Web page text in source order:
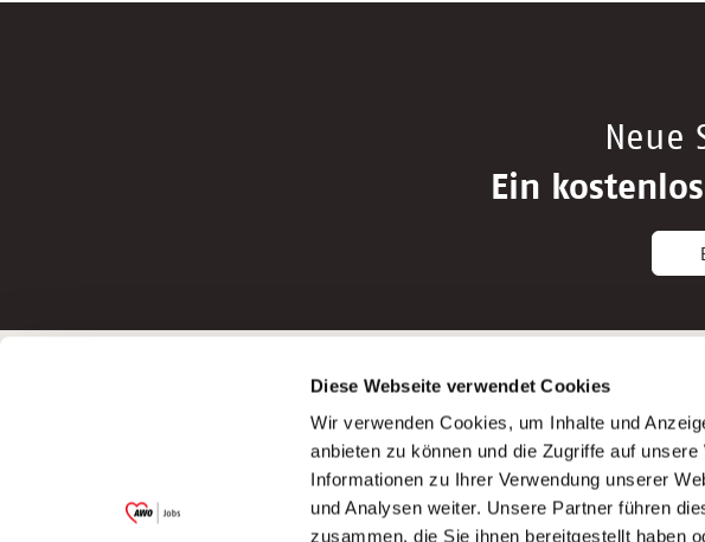
Diese Webseite verwendet Cookies
Wir verwenden Cookies, um Inhalte und
anbieten zu können und die Zugriffe auf
Informationen zu Ihrer Verwendung unserer
und Analysen weiter. Unsere Partner führen
zusammen, die Sie ihnen bereitgestellt haben
Neue
Ein
Garitz Bewirtschaftungsbetriebe GmbH
(Ein Tochterunternehmen des AWO
Bezirksverbandes Unterfranken e.V.)
Bewerbungstipps
Bewerbung als Altenpfleger*in
Bewerbung als Krankenpfleger*in
Bewerbung als Altenpflegehelfer*in
Bewerbung als Erzieher*in